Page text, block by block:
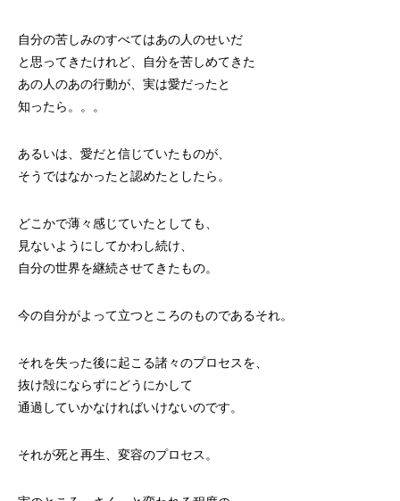
自分の苦しみのすべてはあの人のせいだ
と思ってきたけれど、自分を苦しめてきた
あの人のあの行動が、実は愛だったと
知ったら。。。
あるいは、愛だと信じていたものが、
そうではなかったと認めたとしたら。
どこかで薄々感じていたとしても、
見ないようにしてかわし続け、
自分の世界を継続させてきたもの。
今の自分がよって立つところのものであるそれ。
それを失った後に起こる諸々のプロセスを、
抜け殻にならずにどうにかして
通過していかなければいけないのです。
それが死と再生、変容のプロセス。